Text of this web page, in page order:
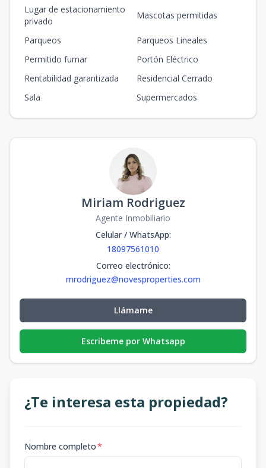
Lugar de estacionamiento
privado
Mascotas permitidas
Parqueos
Parqueos Lineales
Permitido fumar
Portón Eléctrico
Rentabilidad garantizada
Residencial Cerrado
Sala
Supermercados
Miriam Rodriguez
Agente Inmobiliario
Celular / WhatsApp:
18097561010
Correo electrónico:
mrodriguez@novesproperties.com
Llámame
Escribeme por Whatsapp
¿Te interesa esta propiedad?
Nombre completo*